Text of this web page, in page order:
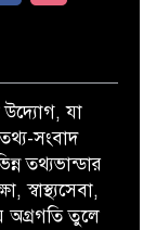
যা
সংবাদ
তথ্যভান্ডার
স্বাস্থ্যসেবা,
অগ্রগতি তুলে